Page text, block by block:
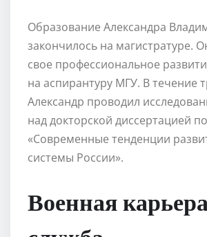
Образование Александра
закончилось на магистратуре.
свое профессиональное
на аспирантуру МГУ. В течение
Александр проводил
над докторской диссертацией
«Современные тенденции
системы России».
Военная